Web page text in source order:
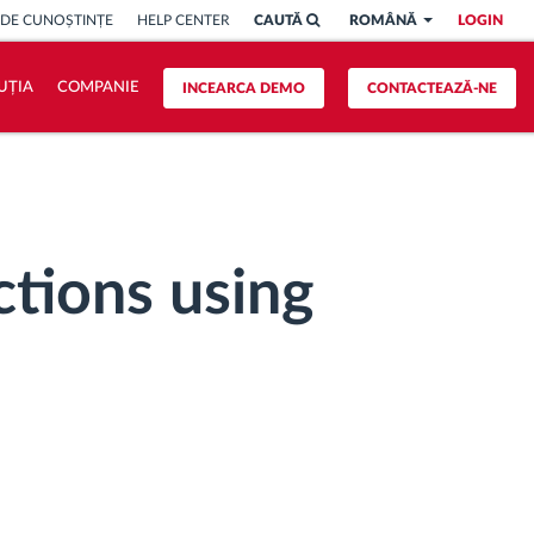
LOGIN
ROMÂNĂ
CAUTĂ
CUNOȘTINȚE HELP CENTER
CONTACTEAZĂ-NE
INCEARCA DEMO
COMPANIE
using